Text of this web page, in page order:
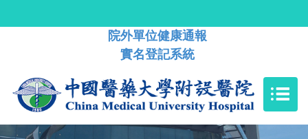
院外單位健康通報
實名登記系統